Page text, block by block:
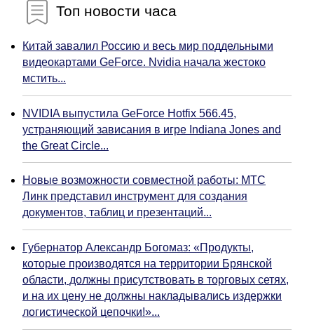
Топ новости часа
Китай завалил Россию и весь мир поддельными
видеокартами GeForce. Nvidia начала жестоко
мстить...
NVIDIA выпустила GeForce Hotfix 566.45,
устраняющий зависания в игре Indiana Jones and
the Great Circle...
Новые возможности совместной работы: МТС
Линк представил инструмент для создания
документов, таблиц и презентаций...
Губернатор Александр Богомаз: «Продукты,
которые производятся на территории Брянской
области, должны присутствовать в торговых сетях,
и на их цену не должны накладывались издержки
логистической цепочки!»...